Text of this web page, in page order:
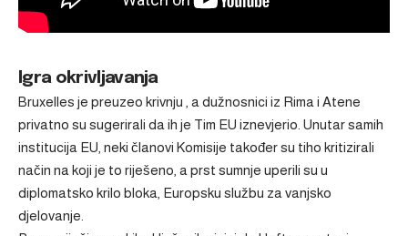
Igra okrivljavanja
Bruxelles je preuzeo krivnju , a dužnosnici iz Rima i Atene
privatno su sugerirali da ih je Tim EU iznevjerio. Unutar samih
institucija EU, neki članovi Komisije također su tiho kritizirali
način na koji je to riješeno, a prst sumnje uperili su u
diplomatsko krilo bloka, Europsku službu za vanjsko
djelovanje.